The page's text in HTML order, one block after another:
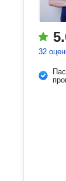
32